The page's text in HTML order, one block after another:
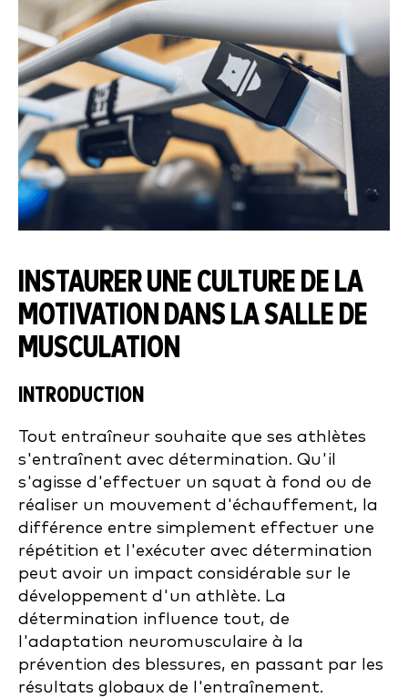
INSTAURER UNE CULTURE DE LA
MOTIVATION DANS LA SALLE DE
MUSCULATION
INTRODUCTION
Tout entraîneur souhaite que ses athlètes
s'entraînent avec détermination. Qu'il
s'agisse d'effectuer un squat à fond ou de
réaliser un mouvement d'échauffement, la
différence entre simplement effectuer une
répétition et l'exécuter avec détermination
peut avoir un impact considérable sur le
développement d'un athlète. La
détermination influence tout, de
l'adaptation neuromusculaire à la
prévention des blessures, en passant par les
résultats globaux de l'entraînement.